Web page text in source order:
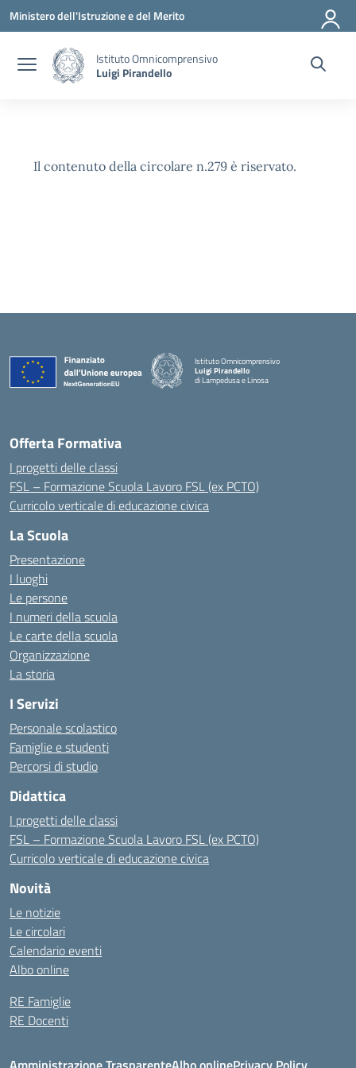
Vai ai contenuti
Vai al menu di navigazione
Vai al footer
Ministero dell'Istruzione e del Merito
Istituto Omnicomprensivo
Luigi Pirandello
Il contenuto della circolare n.279 è riservato.
Istituto Omnicomprensivo
Luigi Pirandello
di Lampedusa e Linosa
Offerta Formativa
I progetti delle classi
FSL – Formazione Scuola Lavoro FSL (ex PCTO)
Curricolo verticale di educazione civica
La Scuola
Presentazione
I luoghi
Le persone
I numeri della scuola
Le carte della scuola
Organizzazione
La storia
I Servizi
Personale scolastico
Famiglie e studenti
Percorsi di studio
Didattica
I progetti delle classi
FSL – Formazione Scuola Lavoro FSL (ex PCTO)
Curricolo verticale di educazione civica
Novità
Le notizie
Le circolari
Calendario eventi
Albo online
RE Famiglie
RE Docenti